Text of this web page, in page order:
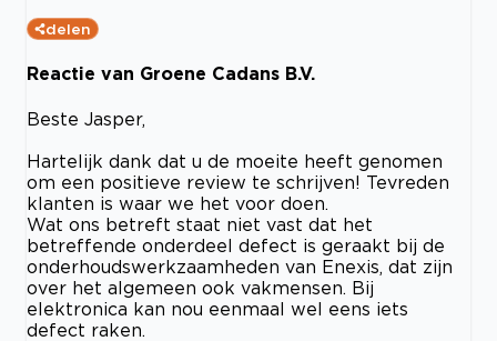
delen
Reactie van Groene Cadans B.V.
Beste Jasper,
Hartelijk dank dat u de moeite heeft genomen
om een positieve review te schrijven! Tevreden
klanten is waar we het voor doen.
Wat ons betreft staat niet vast dat het
betreffende onderdeel defect is geraakt bij de
onderhoudswerkzaamheden van Enexis, dat zijn
over het algemeen ook vakmensen. Bij
elektronica kan nou eenmaal wel eens iets
defect raken.